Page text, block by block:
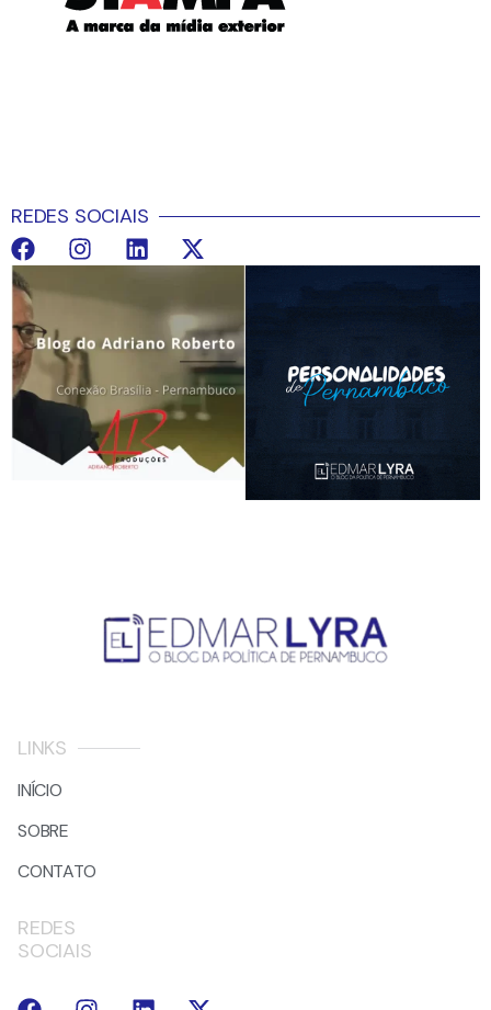
REDES SOCIAIS
LINKS
INÍCIO
SOBRE
CONTATO
REDES
SOCIAIS